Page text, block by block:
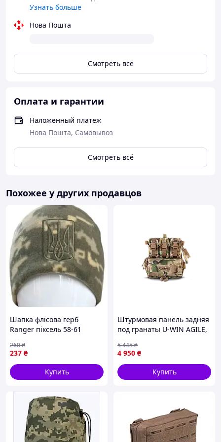
Узнать больше
Нова Пошта
Смотреть всё
Оплата и гарантии
Наложенный платеж
Нова Пошта, Самовывоз
Смотреть всё
Похожее у других продавцов
Шапка флісова герб
Ranger піксель 58-61
237 ₴
260₴
Купить
Штурмовая панель задняя
под гранаты U-WIN AGILE,
4 950 ₴
5 445₴
Купить